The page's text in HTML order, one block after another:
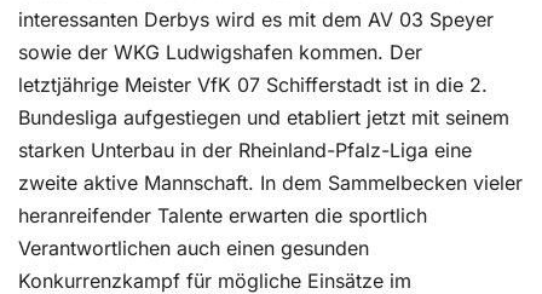
interessanten Derbys wird es mit dem AV 03 Speyer
sowie der WKG Ludwigshafen kommen. Der
letztjährige Meister VfK 07 Schifferstadt ist in die 2.
Bundesliga aufgestiegen und etabliert jetzt mit seinem
starken Unterbau in der Rheinland-Pfalz-Liga eine
zweite aktive Mannschaft. In dem Sammelbecken vieler
heranreifender Talente erwarten die sportlich
Verantwortlichen auch einen gesunden
Konkurrenzkampf für mögliche Einsätze im